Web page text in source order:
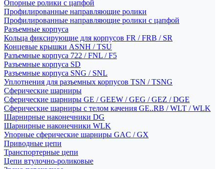
Опорные ролики с цапфой
Профилированные направляющие ролики
Профилированные направляющие ролики с цапфой
Разъемные корпуса
Кольца фиксирующие для корпусов FR / FRB / SR
Концевые крышки ASNH / TSU
Разъемные корпуса 722 / FNL / F5
Разъемные корпуса SD
Разъемные корпуса SNG / SNL
Уплотнения для разъемных корпусов TSN / TSNG
Сферические шарниры
Сферические шарниры GE / GEEW / GEG / GEZ / DGE
Сферические шарниры с телом качения GE..RB / WLT / WLK
Шарнирные наконечники DG
Шарнирные наконечники WLK
Упорные сферические шарниры GAC / GX
Приводные цепи
Транспортерные цепи
Цепи втулочно-роликовые